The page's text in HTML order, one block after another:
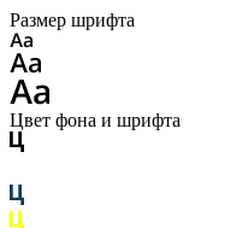
Размер шрифта
Цвет фона и шрифта